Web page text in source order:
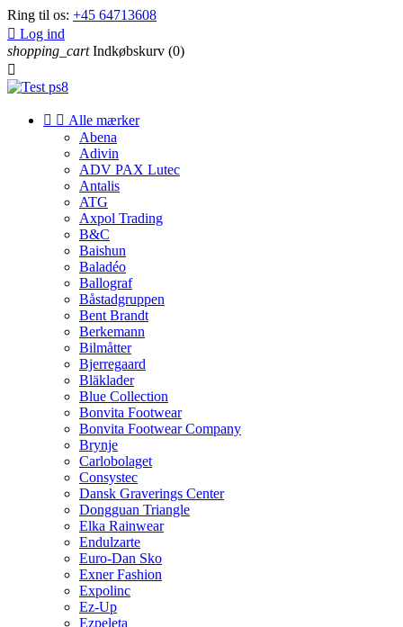
Ring til os: +45 64713608
 Log ind
shopping_cart Indkøbskurv (0)

  Alle mærker
Abena
Adivin
ADV PAX Lutec
Antalis
ATG
Axpol Trading
B&C
Baishun
Baladéo
Ballograf
Båstadgruppen
Bent Brandt
Berkemann
Bilmåtter
Bjerregaard
Bläklader
Blue Collection
Bonvita Footwear
Bonvita Footwear Company
Brynje
Carlobolaget
Consystec
Dansk Graverings Center
Dongguan Triangle
Elka Rainwear
Endulzarte
Euro-Dan Sko
Exner Fashion
Expolinc
Ez-Up
Ezpeleta